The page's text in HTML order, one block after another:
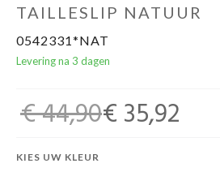
TAILLESLIP NATUUR
0542331*NAT
Levering na 3 dagen
€ 44,90€ 35,92
KIES UW KLEUR